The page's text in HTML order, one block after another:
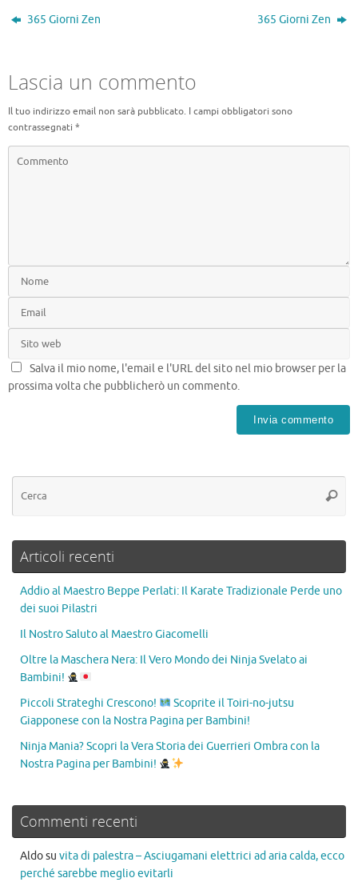
o
k
365 Giorni Zen 365 Giorni Zen
Lascia un commento
Il tuo indirizzo email non sarà pubblicato. I campi obbligatori sono
contrassegnati *
Salva il mio nome, l'email e l'URL del sito nel mio browser per la
prossima volta che pubblicherò un commento.
Articoli recenti
Addio al Maestro Beppe Perlati: Il Karate Tradizionale Perde uno
dei suoi Pilastri
Il Nostro Saluto al Maestro Giacomelli
Oltre la Maschera Nera: Il Vero Mondo dei Ninja Svelato ai
Bambini!
Piccoli Strateghi Crescono!
Scoprite il Toiri-no-jutsu
Giapponese con la Nostra Pagina per Bambini!
Ninja Mania? Scopri la Vera Storia dei Guerrieri Ombra con la
Nostra Pagina per Bambini!
Commenti recenti
Aldosu vita di palestra – Asciugamani elettrici ad aria calda, ecco
perché sarebbe meglio evitarli